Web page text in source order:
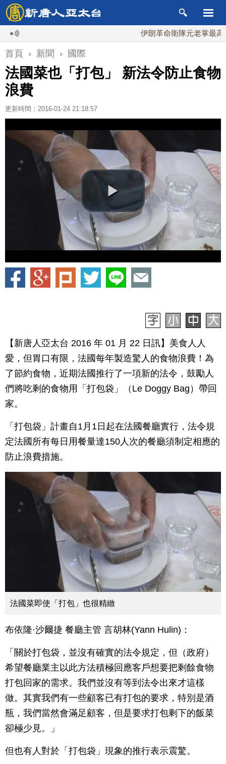
伊朗革命衛隊元老掌最高國安
首頁 › 新聞 › 國際
法國菜也「打包」 新法令防止食物
浪費
更新時間：2016-01-24 21:18:57
【新唐人亞太台 2016 年 01 月 22 日訊】美食人人
愛，但胃口有限，法國每年製造驚人的食物浪費！為
了節約食物，近期法國推行了一項新的法令，鼓勵人
們將吃剩的食物用「打包袋」（Le Doggy Bag）帶回
家。
「打包袋」計畫自1月1日起在法國餐廳實行，法令規
定法國所有每日用餐量達150人次的餐廳須制定相應的
防止浪費措施。
法國菜即使「打包」也很精緻
布依隆·沙爾捷 餐廳主管 言胡林(Yann Hulin)：
「關於打包袋，並沒有確實的法令規定，但（政府）
希望餐廳業主以此方法積極回應客戶想要把剩餘食物
打包回家的需求。我們並沒有等到法令出來才這樣
做。其實我們有一些顧客已有打包的要求，特別是酒
瓶，我們當然會滿足顧客，但是要求打包剩下的飯菜
卻極少見。」
但也有人對於「打包袋」現象的推行表示震驚。